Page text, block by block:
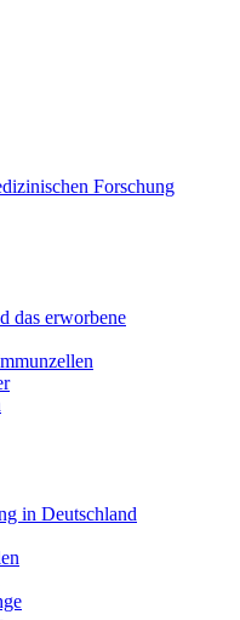
Forschung
das erworbene
in Deutschland